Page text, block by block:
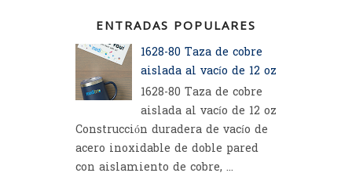
ENTRADAS POPULARES
1628-80 Taza de cobre
aislada al vacío de 12 oz
1628-80 Taza de cobre
aislada al vacío de 12 oz
Construcción duradera de vacío de
acero inoxidable de doble pared
con aislamiento de cobre, ...